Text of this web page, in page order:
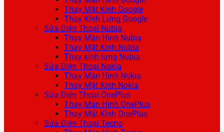
Thay Mặt Kính Google
Thay Kính Lưng Google
Sửa Điện Thoại Nubia
Thay Màn Hình Nubia
Thay Mặt Kính Nubia
Thay kính lưng Nubia
Sửa Điện Thoại Nokia
Thay Màn Hình Nokia
Thay Mặt Kính Nokia
Sửa Điện Thoại OnePlus
Thay Màn Hình OnePlus
Thay Mặt Kính OnePlus
Sửa Điện Thoại Tecno